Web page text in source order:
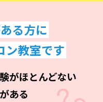
る方に
ン教室です
がほとんどない
ある